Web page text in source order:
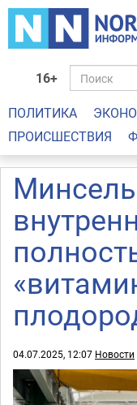
16+
ПОЛИТИКА
ПРОИСШЕСТВИЯ
04.07.2025, 12:07 Новости